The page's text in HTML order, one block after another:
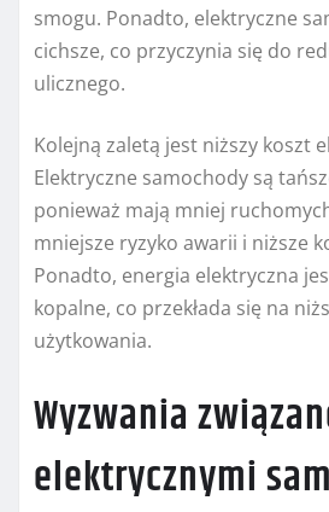
smogu. Ponadto, elektryczne
cichsze, co przyczynia się do
ulicznego.
Kolejną zaletą jest niższy koszt
Elektryczne samochody są
ponieważ mają mniej
mniejsze ryzyko awarii i niższe
Ponadto, energia elektryczna
kopalne, co przekłada się na
użytkowania.
Wyzwania
elektrycznymi